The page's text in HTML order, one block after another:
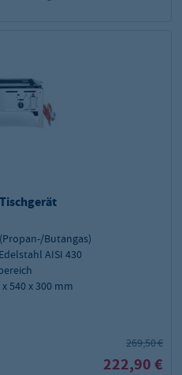
Butangas)
AISI 430
540 x 300 mm
269,50 €
222,90 €